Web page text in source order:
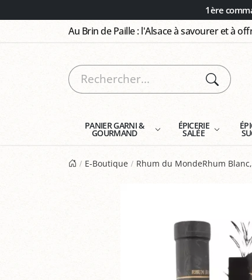
1ère
Au Brin de Paille : l'Alsace à savourer et à
PANIER GARNI &
GOURMAND
ÉPICERIE
SALÉE
E-Boutique Rhum du MondeRhum